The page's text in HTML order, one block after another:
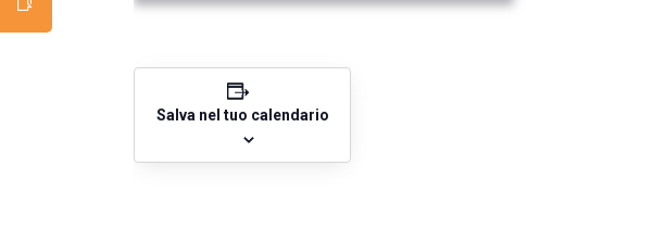
Salva nel tuo calendario